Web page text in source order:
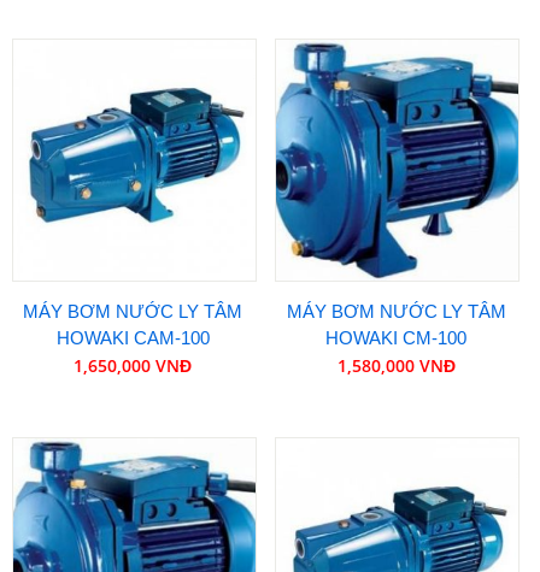
MÁY BƠM NƯỚC LY TÂM
HOWAKI CAM-100
1,650,000 VNĐ
MÁY BƠM NƯỚC LY TÂM
HOWAKI CM-100
1,580,000 VNĐ